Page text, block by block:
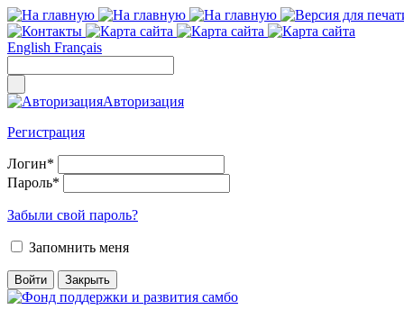
English Français
Авторизация
Регистрация
Логин*
Пароль*
Забыли свой пароль?
Запомнить меня